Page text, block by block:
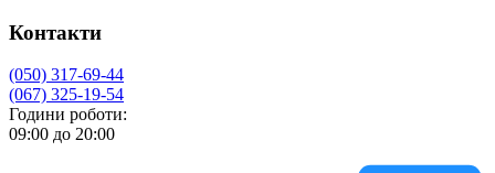
Контакти
(050) 317-69-44
(067) 325-19-54
Години роботи:
09:00 до 20:00